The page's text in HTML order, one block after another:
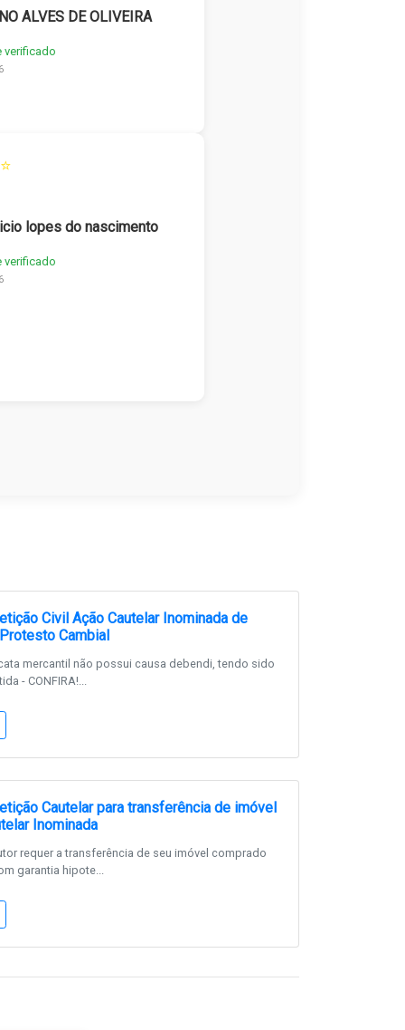
ALVES DE OLIVEIRA
verificado
lopes do nascimento
verificado
Civil Ação Cautelar Inominada de
Cambial
mercantil não possui causa debendi, tendo sido
- CONFIRA!...
Cautelar para transferência de imóvel
Inominada
requer a transferência de seu imóvel comprado
garantia hipote...